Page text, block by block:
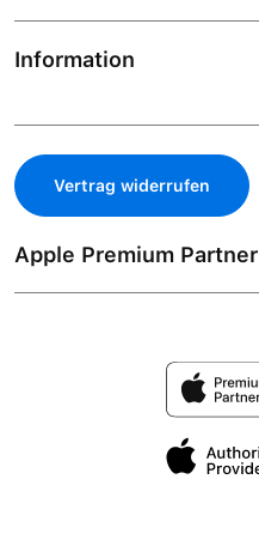
Information
Vertrag widerrufen
Apple Premium Partner